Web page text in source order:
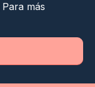
Para más